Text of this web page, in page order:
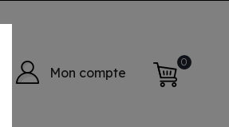
Mon compte
0